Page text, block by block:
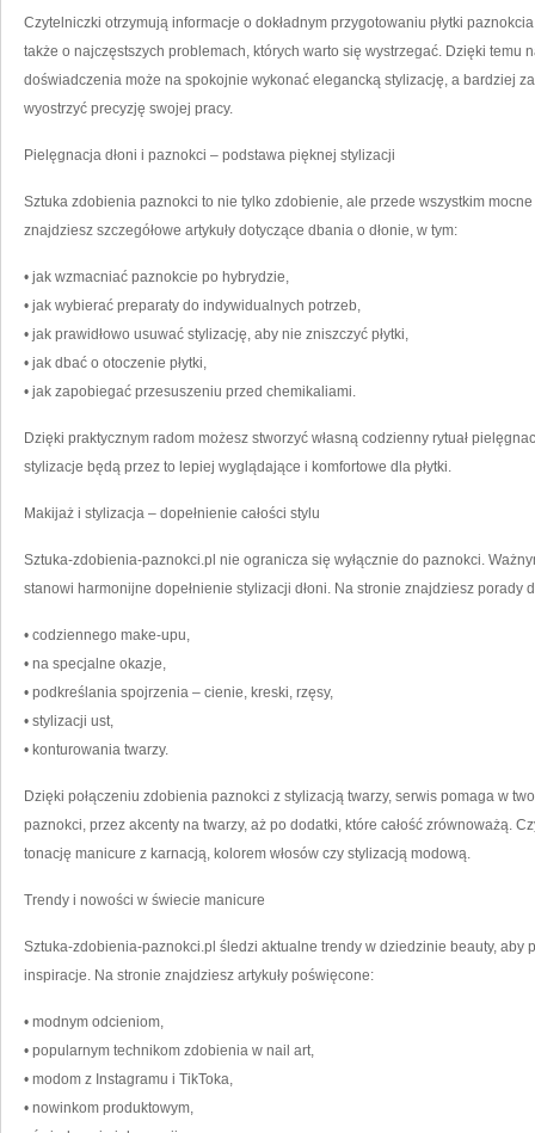
Czytelniczki otrzymują informacje o dokładnym przygotowaniu płytki
także o najczęstszych problemach, których warto się wystrzegać. Dzięki temu
doświadczenia może na spokojnie wykonać elegancką stylizację, a bardziej
wyostrzyć precyzję swojej pracy.
Pielęgnacja dłoni i paznokci – podstawa pięknej stylizacji
Sztuka zdobienia paznokci to nie tylko zdobienie, ale przede wszystkim
znajdziesz szczegółowe artykuły dotyczące dbania o dłonie, w tym:
• jak wzmacniać paznokcie po hybrydzie,
• jak wybierać preparaty do indywidualnych potrzeb,
• jak prawidłowo usuwać stylizację, aby nie zniszczyć płytki,
• jak dbać o otoczenie płytki,
• jak zapobiegać przesuszeniu przed chemikaliami.
Dzięki praktycznym radom możesz stworzyć własną codzienny rytuał
stylizacje będą przez to lepiej wyglądające i komfortowe dla płytki.
Makijaż i stylizacja – dopełnienie całości stylu
Sztuka-zdobienia-paznokci.pl nie ogranicza się wyłącznie do paznokci.
stanowi harmonijne dopełnienie stylizacji dłoni. Na stronie znajdziesz porady
• codziennego make-upu,
• na specjalne okazje,
• podkreślania spojrzenia – cienie, kreski, rzęsy,
• stylizacji ust,
• konturowania twarzy.
Dzięki połączeniu zdobienia paznokci z stylizacją twarzy, serwis pomaga w
paznokci, przez akcenty na twarzy, aż po dodatki, które całość zrównoważą.
tonację manicure z karnacją, kolorem włosów czy stylizacją modową.
Trendy i nowości w świecie manicure
Sztuka-zdobienia-paznokci.pl śledzi aktualne trendy w dziedzinie beauty, aby
inspiracje. Na stronie znajdziesz artykuły poświęcone:
• modnym odcieniom,
• popularnym technikom zdobienia w nail art,
• modom z Instagramu i TikToka,
• nowinkom produktowym,